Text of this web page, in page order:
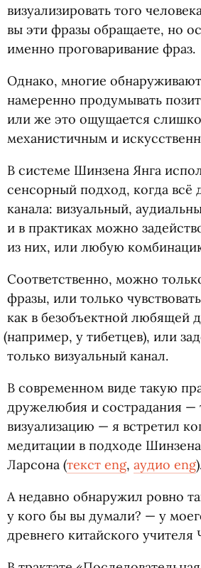
визуализировать того
вы эти фразы обращаете, но
именно проговаривание фраз.
Однако, многие
намеренно продумывать
или же это ощущается
механистичным и
В системе Шинзена Янга
сенсорный подход, когда всё
канала: визуальный,
и в практиках можно
из них, или любую
Соответственно, можно
фразы, или только
как в безобъектной любящей
(например, у тибетцев), или
только визуальный канал.
В современном виде такую
дружелюбия и сострадания —
визуализацию — я встретил
медитации в подходе
Ларсона (текст eng, аудио eng
А недавно обнаружил ровно
у кого бы вы думали? — у
древнего китайского